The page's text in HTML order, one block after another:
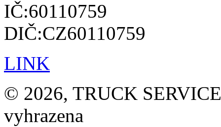
IČ:60110759
DIČ:CZ60110759
LINK
© 2026, TRUCK
vyhrazena